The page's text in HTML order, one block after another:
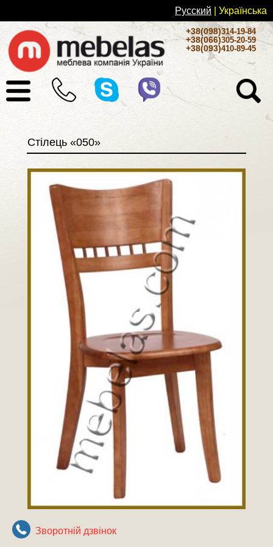
Русский | Українськa
+38(098)314-19-84
+38(066)305-20-59
+38(093)410-89-45
Стілець «050»
Зворотнiй дзвiнок